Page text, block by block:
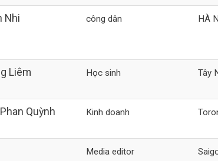
Nhi công dân HÀ
Liêm Học sinh Tây
Quỳnh
Kinh doanh
Media editor